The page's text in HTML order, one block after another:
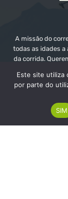
A missão do
todas as idades a
da corrida.
Este site utiliza
por parte do
SIM